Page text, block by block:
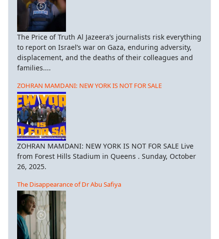
The Price of Truth Al Jazeera’s journalists risk everything
to report on Israel’s war on Gaza, enduring adversity,
displacement, and the deaths of their colleagues and
families....
ZOHRAN MAMDANI: NEW YORK IS NOT FOR SALE
ZOHRAN MAMDANI: NEW YORK IS NOT FOR SALE Live
from Forest Hills Stadium in Queens . Sunday, October
26, 2025.
The Disappearance of Dr Abu Safiya